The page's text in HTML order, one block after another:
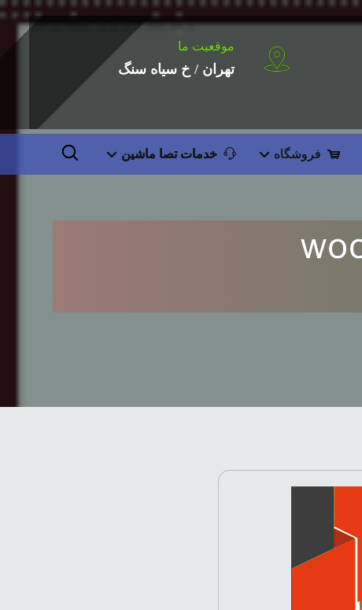
موقعیت ما
تهران / خ سیاه سنگ
فروشگاه خدمات تصا ماشین